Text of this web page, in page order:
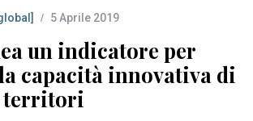
5 Aprile 2019
un indicatore per
capacità innovativa di
territori